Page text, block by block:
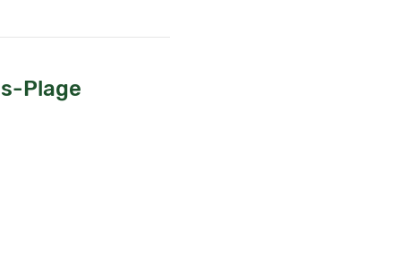
Plage